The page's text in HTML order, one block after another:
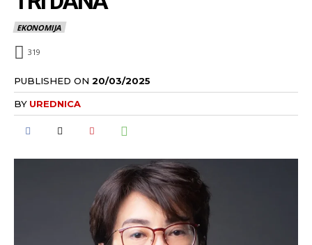
EKONOMIJA
319
PUBLISHED ON 20/03/2025
BY UREDNICA